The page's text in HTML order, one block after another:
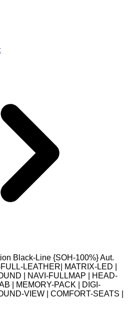
Black-Line {SOH-100%} Aut.
LEATHER| MATRIX-LED |
| NAVI-FULLMAP | HEAD-
| MEMORY-PACK | DIGI-
VIEW | COMFORT-SEATS |